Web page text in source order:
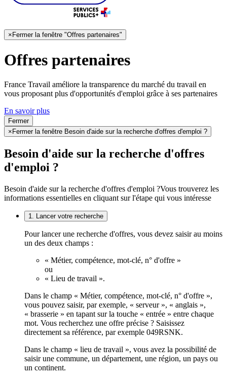
×Fermer la fenêtre "Offres partenaires"
Offres partenaires
France Travail améliore la transparence du marché du travail en
vous proposant plus d'opportunités d'emploi grâce à ses partenaires
En savoir plus
Fermer
× Fermer la fenêtre Besoin d'aide sur la recherche d'offres d'emploi ?
Besoin d'aide sur la recherche d'offres
d'emploi ?
Besoin d'aide sur la recherche d'offres d'emploi ?Vous trouverez les
informations essentielles en cliquant sur l'étape qui vous intéresse
1. Lancer votre recherche
Pour lancer une recherche d'offres, vous devez saisir au moins
un des deux champs :
« Métier, compétence, mot-clé, n° d'offre »
ou
« Lieu de travail ».
Dans le champ « Métier, compétence, mot-clé, n° d'offre »,
vous pouvez saisir, par exemple, « serveur », « anglais »,
« brasserie » en tapant sur la touche « entrée » entre chaque
mot. Vous recherchez une offre précise ? Saisissez
directement sa référence, par exemple 049RSNK.
Dans le champ « lieu de travail », vous avez la possibilité de
saisir une commune, un département, une région, un pays ou
un continent.